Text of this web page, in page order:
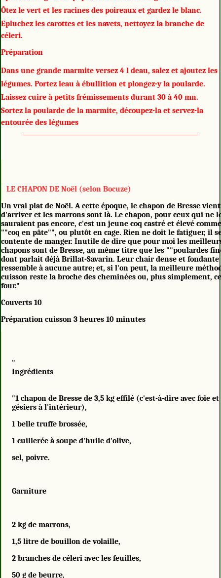
Ôtez le vert et les racines des poireaux et gardez le blanc.
Epluchez les carottes et les navets, nettoyez la branche de
céleri.
Préparation
Dans une grande marmite versez 4 l deau, salez et ajoutez les
légumes. Portez leau à ébullition et plongez-y la poularde.
Laissez cuire à petits frémissements durant 30 à 40 mn.
Sortez la poularde de la marmite, découpez-la et servez-la
entourée des légumes
LE CHAPON DE Noël (selon Bocuze)
Un vrai plat de Noël. A cette époque, le chapon de Bresse vient
d'arriver et les marrons sont là. Le chapon, pour ceux qui ne
sauraient pas encore, c'est un jeune coq castré et élevé
""coq en pâte"", ou plutôt en cage. Rien ne doit le fatiguer, il
contente de manger. Inutile de dire que pour moi les
chapons sont de Bresse, au même titre que les ""poulardes
dont parlait déjà Brillat-Savarin. Leur chair dense et fondante
ressemble à aucune autre; et, si l'on peut, la meilleure
cuisson reste la broche des cheminées ou, plus simplement,
four."
Couverts 10
Préparation cuisson 3 heures 10 minutes
"
Ingrédients
"1 chapon de Bresse de 3,5 kg effilé (c'est-à-dire avec foie et
gésiers à l'intérieur),
1 belle truffe brossée,
1 cuillerée à soupe d'huile d'olive,
sel, poivre.
Garniture
2 kg de marrons,
1,5 litre de bouillon de volaille,
2 branches de céleri avec les feuilles,
50 g de beurre,